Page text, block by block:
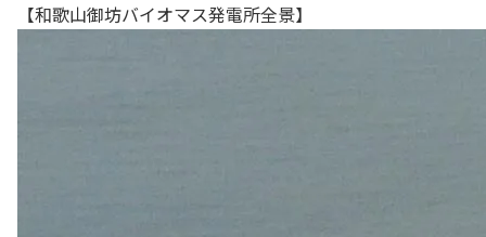
【和歌山御坊バイオマス発電所全景】